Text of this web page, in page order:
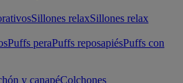
Sillones relaxSillones relax
Puffs peraPuffs reposapiésPuffs con
y canapéColchones